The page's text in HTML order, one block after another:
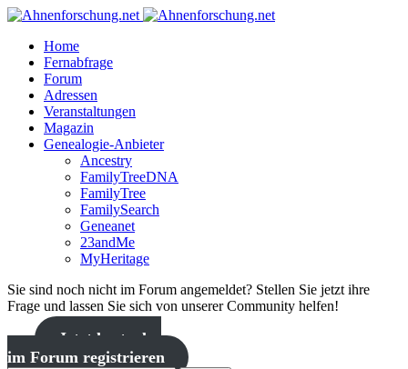
Home
Fernabfrage
Forum
Adressen
Veranstaltungen
Magazin
Genealogie-Anbieter
Ancestry
FamilyTreeDNA
FamilyTree
FamilySearch
Geneanet
23andMe
MyHeritage
Sie sind noch nicht im Forum angemeldet? Stellen Sie jetzt ihre
Frage und lassen Sie sich von unserer Community helfen!
Jetzt kostenlos
im Forum registrieren